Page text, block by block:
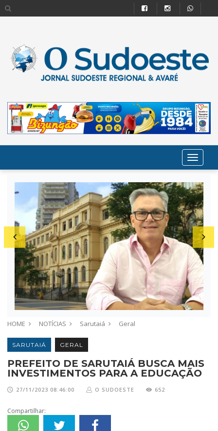
HOME NOTÍCIAS Sarutaiá Geral
SARUTAIÁ GERAL
PREFEITO DE SARUTAIÁ BUSCA MAIS
INVESTIMENTOS PARA A EDUCAÇÃO
27/11/2023 08:46:00 O SUDOESTE 652
Compartilhar: